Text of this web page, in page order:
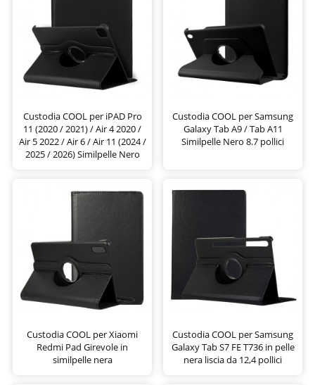
Custodia COOL per iPAD Pro
11 (2020 / 2021) / Air 4 2020 /
Air 5 2022 / Air 6 / Air 11 (2024 /
2025 / 2026) Similpelle Nero
Custodia COOL per Samsung
Galaxy Tab A9 / Tab A11
Similpelle Nero 8.7 pollici
Custodia COOL per Xiaomi
Redmi Pad Girevole in
similpelle nera
Custodia COOL per Samsung
Galaxy Tab S7 FE T736 in pelle
nera liscia da 12,4 pollici